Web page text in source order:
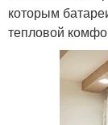
которым
тепловой